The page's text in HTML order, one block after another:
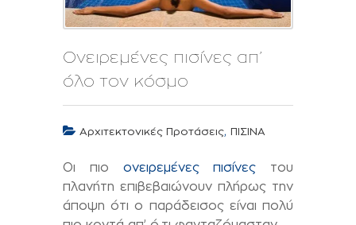
Ονειρεμένες πισίνες απ’
όλο τον κόσμο
Αρχιτεκτονικές Προτάσεις, ΠΙΣΙΝΑ
Οι πιο ονειρεμένες πισίνες του
πλανήτη επιβεβαιώνουν πλήρως την
άποψη ότι ο παράδεισος είναι πολύ